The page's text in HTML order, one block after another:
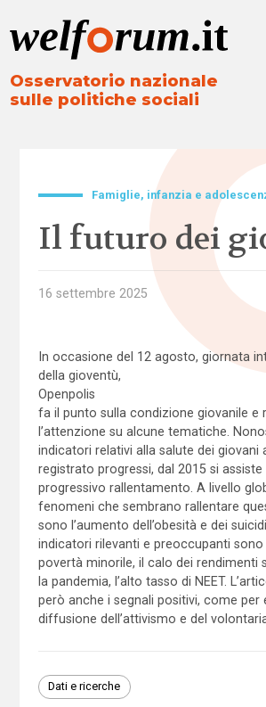
Osservatorio nazionale
sulle politiche sociali
Famiglie, infanzia e
Il futuro dei
16 settembre 2025
In occasione del 12 agosto, giornata
della gioventù,
Openpolis
fa il punto sulla condizione giovanile e
l’attenzione su alcune tematiche.
indicatori relativi alla salute dei giovani
registrato progressi, dal 2015 si assiste
progressivo rallentamento. A livello
fenomeni che sembrano rallentare
sono l’aumento dell’obesità e dei
indicatori rilevanti e preoccupanti sono
povertà minorile, il calo dei rendimenti
la pandemia, l’alto tasso di NEET.
però anche i segnali positivi, come per
diffusione dell’attivismo e del
Dati e ricerche